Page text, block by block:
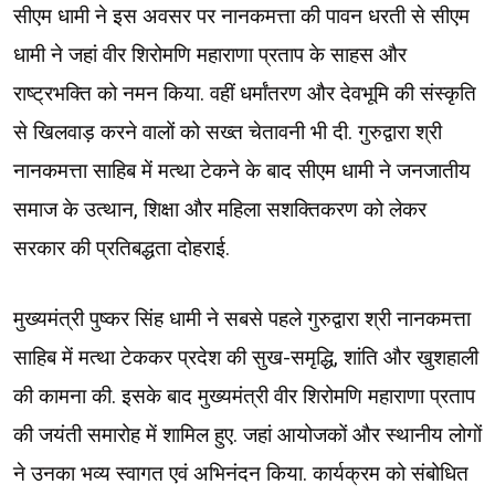
सीएम धामी ने इस अवसर पर नानकमत्ता की पावन धरती से सीएम
धामी ने जहां वीर शिरोमणि महाराणा प्रताप के साहस और
राष्ट्रभक्ति को नमन किया. वहीं धर्मांतरण और देवभूमि की संस्कृति
से खिलवाड़ करने वालों को सख्त चेतावनी भी दी. गुरुद्वारा श्री
नानकमत्ता साहिब में मत्था टेकने के बाद सीएम धामी ने जनजातीय
समाज के उत्थान, शिक्षा और महिला सशक्तिकरण को लेकर
सरकार की प्रतिबद्धता दोहराई.
मुख्यमंत्री पुष्कर सिंह धामी ने सबसे पहले गुरुद्वारा श्री नानकमत्ता
साहिब में मत्था टेककर प्रदेश की सुख-समृद्धि, शांति और खुशहाली
की कामना की. इसके बाद मुख्यमंत्री वीर शिरोमणि महाराणा प्रताप
की जयंती समारोह में शामिल हुए. जहां आयोजकों और स्थानीय लोगों
ने उनका भव्य स्वागत एवं अभिनंदन किया. कार्यक्रम को संबोधित